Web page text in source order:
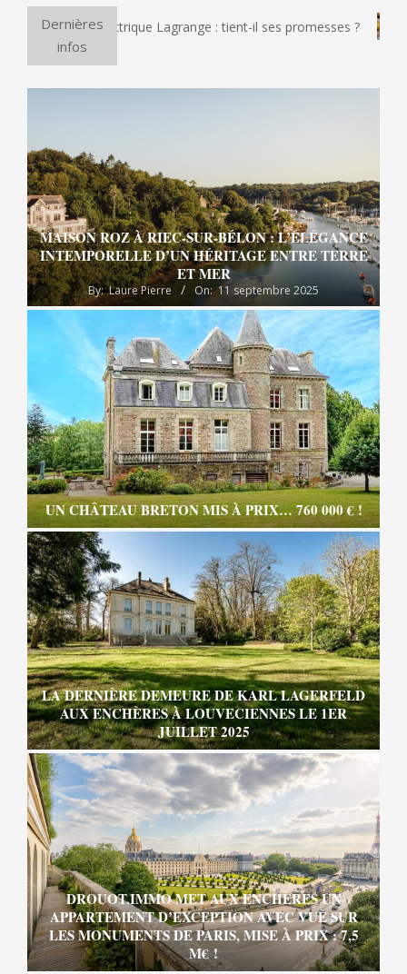
Dernières
infos
four à pizza électrique Lagrange : tient-il ses promesses ?
MAISON ROZ À RIEC-SUR-BÉLON : L’ÉLÉGANCE
INTEMPORELLE D’UN HÉRITAGE ENTRE TERRE
ET MER
By: Laure Pierre On: 11 septembre 2025
UN CHÂTEAU BRETON MIS À PRIX… 760 000 € !
LA DERNIÈRE DEMEURE DE KARL LAGERFELD
AUX ENCHÈRES À LOUVECIENNES LE 1ER
JUILLET 2025
DROUOT.IMMO MET AUX ENCHÈRES UN
APPARTEMENT D’EXCEPTION AVEC VUE SUR
LES MONUMENTS DE PARIS, MISE À PRIX : 7,5
M€ !